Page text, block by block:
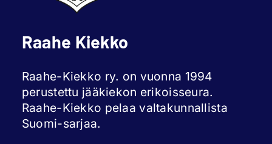
Raahe Kiekko
Raahe-Kiekko ry. on vuonna 1994
perustettu jääkiekon erikoisseura.
Raahe-Kiekko pelaa valtakunnallista
Suomi-sarjaa.